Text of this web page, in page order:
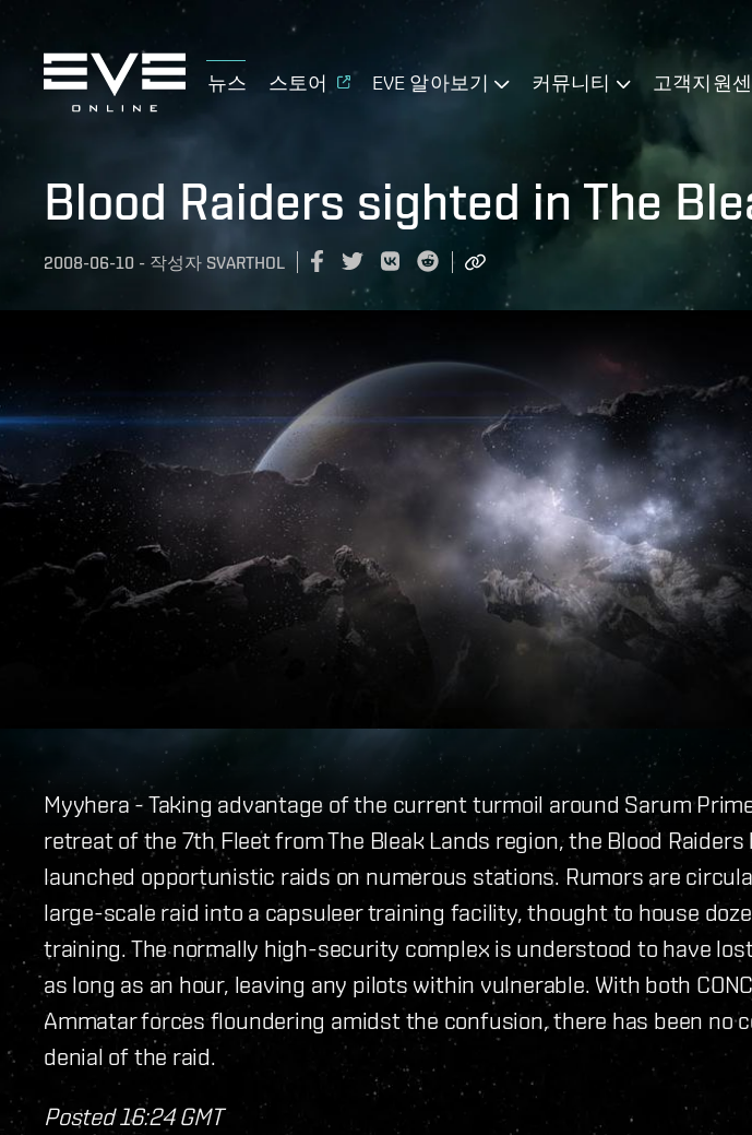
뉴스 스토어 EVE 알아보기 커뮤니티 고객지원
Blood Raiders sighted in The
2008-06-10 - 작성자 SVARTHOL
Myyhera - Taking advantage of the current turmoil around Sarum
retreat of the 7th Fleet from The Bleak Lands region, the Blood Raiders
launched opportunistic raids on numerous stations. Rumors are
large-scale raid into a capsuleer training facility, thought to house
training. The normally high-security complex is understood to have
as long as an hour, leaving any pilots within vulnerable. With both
Ammatar forces floundering amidst the confusion, there has been no
denial of the raid.
Posted 16:24 GMT